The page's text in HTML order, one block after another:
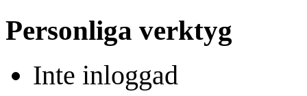
Personliga verktyg
Inte inloggad